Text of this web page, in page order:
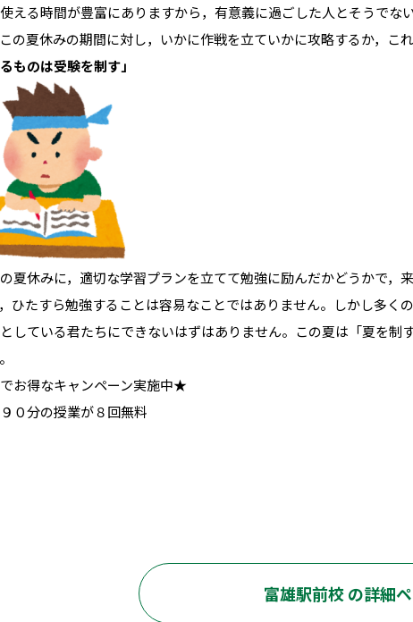
える時間が豊富にありますから，有意義に過ごした人とそうで
の夏休みの期間に対し，いかに作戦を立ていかに攻略するか，こ
ものは受験を制す」
の夏休みに，適切な学習プランを立てて勉強に励んだかどうかで
ひたすら勉強することは容易なことではありません。しかし多
している君たちにできないはずはありません。この夏は「夏を
お得なキャンペーン実施中★
０分の授業が８回無料
富雄駅前校 の詳細